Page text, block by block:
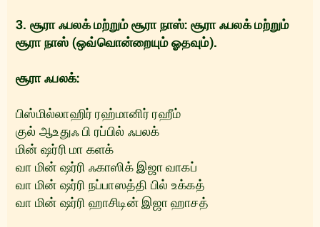
3. சூரா ஃபலக் மற்றும் சூரா நாஸ்: சூரா ஃபலக் மற்றும்
சூரா நாஸ் (ஒவ்வொன்றையும் ஓதவும்).
சூரா ஃபலக்:
பிஸ்மில்லாஹிர் ரஹ்மானிர் ரஹீம்
குல் ஆஉதுஃ பி ரப்பில் ஃபலக்
மின் ஷர்ரி மா களக்
வா மின் ஷர்ரி ஃகாஸிக் இஜா வாகப்
வா மின் ஷர்ரி நப்பாஸத்தி பில் உக்‌கத்
வா மின் ஷர்ரி ஹாசிடின் இஜா ஹாசத்